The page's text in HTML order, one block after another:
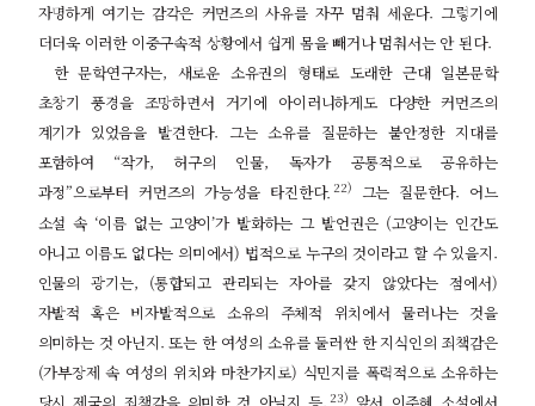
자명하게 여기는 감각은 커먼즈의 사유를 자꾸 멈춰 세운다. 그렇기에
더더욱 이러한 이중구속적 상황에서 쉽게 몸을 빼거나 멈춰서는 안 된다.
한 문학연구자는, 새로운 소유권의 형태로 도래한 근대 일본문학
초창기 풍경을 조망하면서 거기에 아이러니하게도 다양한 커먼즈의
계기가 있었음을 발견한다. 그는 소유를 질문하는 불안정한 지대를
포함하여 “작가, 허구의 인물, 독자가 공통적으로 공유하는
과정”으로부터 커먼즈의 가능성을 타진한다. 22) 그는 질문한다. 어느
소설 속 ‘이름 없는 고양이’가 발화하는 그 발언권은 (고양이는 인간도
아니고 이름도 없다는 의미에서) 법적으로 누구의 것이라고 할 수 있을지.
인물의 광기는, (통합되고 관리되는 자아를 갖지 않았다는 점에서)
자발적 혹은 비자발적으로 소유의 주체적 위치에서 물러나는 것을
의미하는 것 아닌지.또는 한 여성의 소유를 둘러싼 한 지식인의 죄책감은
(가부장제 속 여성의 위치와 마찬가지로) 식민지를 폭력적으로 소유하는
당시 제국의 죄책감을 의미한 것 아닐지 등. 23) 앞서 이주혜 소설에서